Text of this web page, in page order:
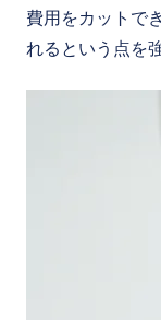
費用をカットで
れるという点を